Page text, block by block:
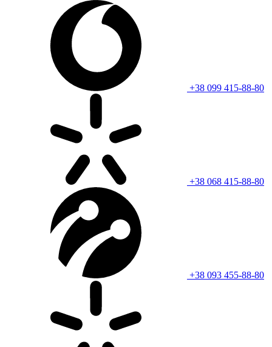
+38 099 415-88-80
+38 068 415-88-80
+38 093 455-88-80